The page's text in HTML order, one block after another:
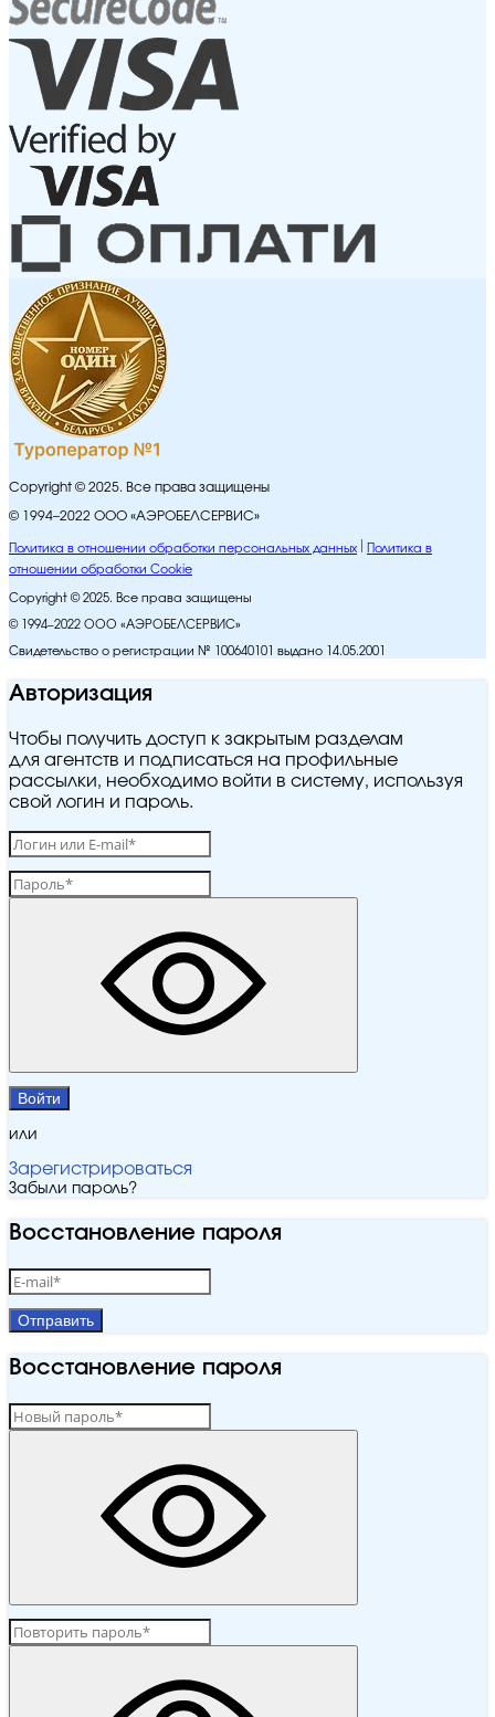
Copyright © 2025. Все права защищены
© 1994–2022 ООО «АЭРОБЕЛСЕРВИС»
Политика в отношении обработки персональных данных
Политика в
отношении обработки Cookie
Copyright © 2025. Все права защищены
© 1994–2022 ООО «АЭРОБЕЛСЕРВИС»
Свидетельство о регистрации № 100640101 выдано 14.05.2001
Авторизация
Чтобы получить доступ к закрытым разделам
для агентств и подписаться на профильные
рассылки, необходимо войти в систему, используя
свой логин и пароль.
Войти
или
Зарегистрироваться
Забыли пароль?
Восстановление пароля
Отправить
Восстановление пароля